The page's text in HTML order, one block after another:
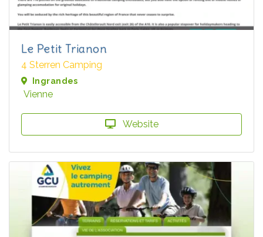
Le Petit Trianon
4 Sterren Camping
Ingrandes
Vienne
Website